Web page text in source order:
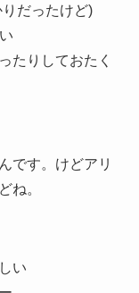
だったけど)
たりしておたく
です。けどアリ
ね。
い